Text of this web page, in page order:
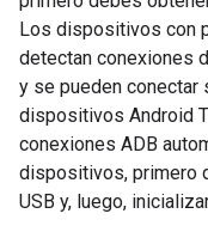
Los dispositivos con
detectan conexiones
y se pueden conectar
dispositivos Android
conexiones ADB
dispositivos, primero
USB y, luego,